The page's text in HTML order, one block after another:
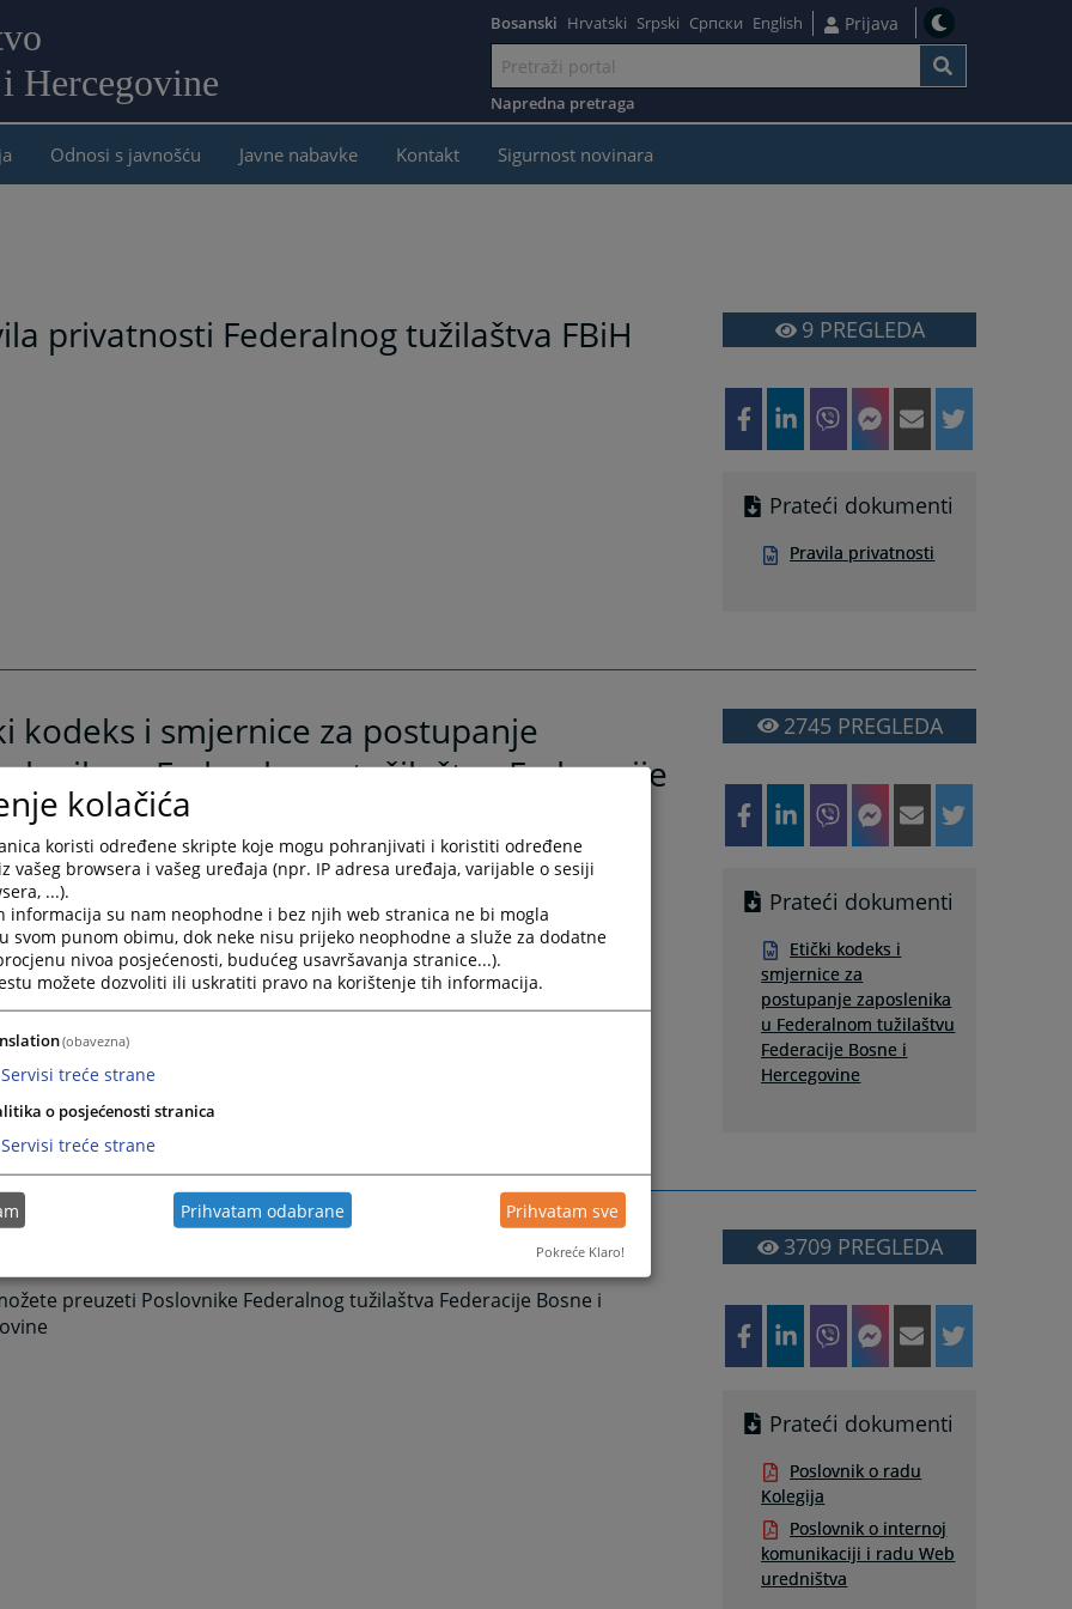
Hercegovine
sadržaj
Bosanski Hrvatski Srpski Српски English Prijava
Napredna pretraga
Odnosi s javnošću Javne nabavke Kontakt Sigurnost novinara
privatnosti Federalnog tužilaštva FBiH 9PREGLEDA
Prateći dokumenti
Pravila privatnosti
kodeks i smjernice za postupanje
u Federalnom tužilaštvu Federacije
i Hercegovine
i smjernice za postupanje zaposlenika u Federalnom tužilaštvu
Bosne i Hercegovine
2745 PREGLEDA
Prateći dokumenti
Etički kodeks i
smjernice za
postupanje zaposlenika
u Federalnom tužilaštvu
Federacije Bosne i
Hercegovine
preuzeti Poslovnike Federalnog tužilaštva Federacije Bosne i
3709PREGLEDA
Prateći dokumenti
Poslovnik o radu
Kolegija
Poslovnik o internoj
komunikaciji i radu Web
uredništva
kolačića
koristi određene skripte koje mogu pohranjivati i koristiti određene
vašeg browsera i vašeg uređaja (npr. IP adresa uređaja, varijable o sesiji
...).
informacija su nam neophodne i bez njih web stranica ne bi mogla
svom punom obimu, dok neke nisu prijeko neophodne a služe za dodatne
nivoa posjećenosti, budućeg usavršavanja stranice...).
možete dozvoliti ili uskratiti pravo na korištenje tih informacija.
(obavezna)
Servisi treće strane
o posjećenosti stranica
Servisi treće strane
Prihvatam odabrane Prihvatam sve
Pokreće Klaro!